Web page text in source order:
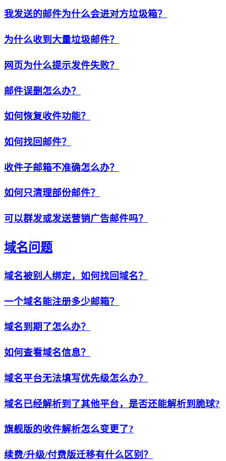
我发送的邮件为什么会进对方垃圾箱？
为什么收到大量垃圾邮件？
网页为什么提示发件失败？
邮件误删怎么办？
如何恢复收件功能？
如何找回邮件？
收件子邮箱不准确怎么办？
如何只清理部份邮件？
可以群发或发送营销广告邮件吗？
域名问题
域名被别人绑定，如何找回域名？
一个域名能注册多少邮箱？
域名到期了怎么办？
如何查看域名信息？
域名平台无法填写优先级怎么办？
域名已经解析到了其他平台，是否还能解析到脆球?
旗舰版的收件解析怎么变更了?
续费/升级/付费版迁移有什么区别？